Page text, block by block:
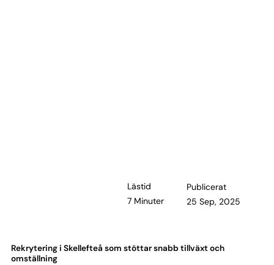
Lästid
7 Minuter
Publicerat
25 Sep, 2025
Rekrytering i Skellefteå som stöttar snabb tillväxt och
omställning